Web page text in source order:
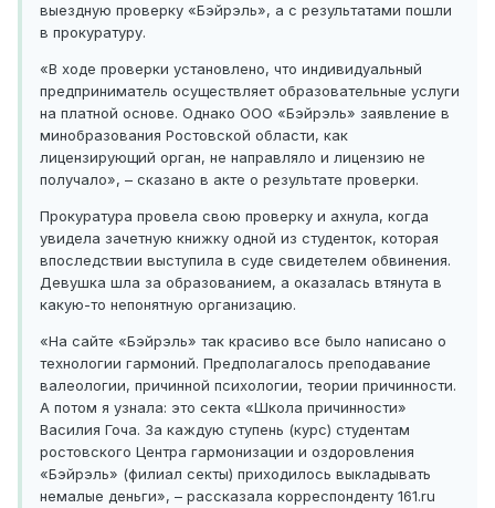
выездную проверку «Бэйрэль», а с результатами пошли
в прокуратуру.
«В ходе проверки установлено, что индивидуальный
предприниматель осуществляет образовательные услуги
на платной основе. Однако ООО «Бэйрэль» заявление в
минобразования Ростовской области, как
лицензирующий орган, не направляло и лицензию не
получало», – сказано в акте о результате проверки.
Прокуратура провела свою проверку и ахнула, когда
увидела зачетную книжку одной из студенток, которая
впоследствии выступила в суде свидетелем обвинения.
Девушка шла за образованием, а оказалась втянута в
какую-то непонятную организацию.
«На сайте «Бэйрэль» так красиво все было написано о
технологии гармоний. Предполагалось преподавание
валеологии, причинной психологии, теории причинности.
А потом я узнала: это секта «Школа причинности»
Василия Гоча. За каждую ступень (курс) студентам
ростовского Центра гармонизации и оздоровления
«Бэйрэль» (филиал секты) приходилось выкладывать
немалые деньги», – рассказала корреспонденту 161.ru